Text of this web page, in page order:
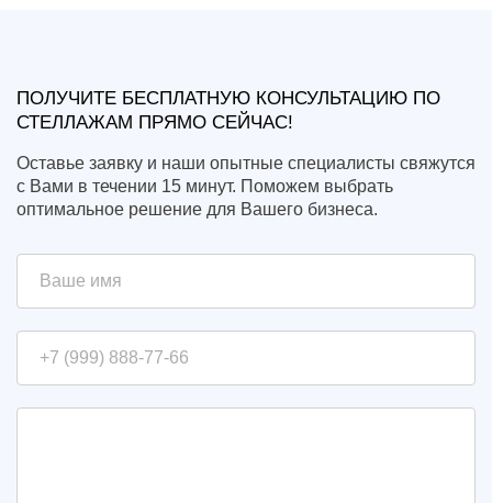
ПОЛУЧИТЕ БЕСПЛАТНУЮ КОНСУЛЬТАЦИЮ ПО
СТЕЛЛАЖАМ ПРЯМО СЕЙЧАС!
Оставье заявку и наши опытные специалисты свяжутся
с Вами в течении 15 минут. Поможем выбрать
оптимальное решение для Вашего бизнеса.